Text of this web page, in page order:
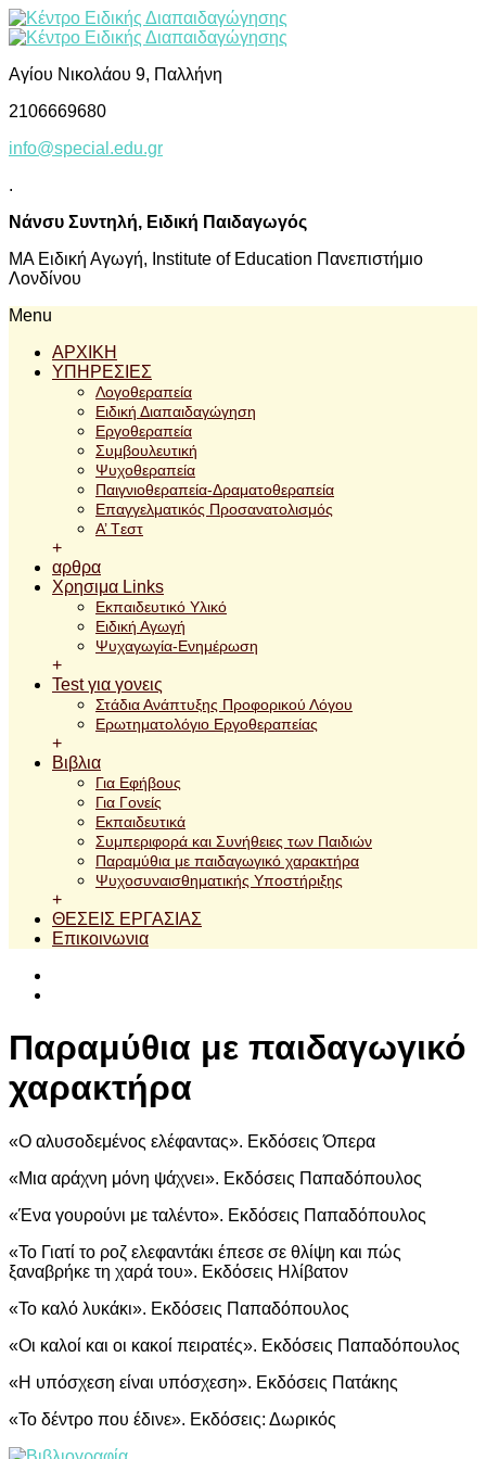
Αγίου Νικολάου 9, Παλλήνη
2106669680
info@special.edu.gr
.
Νάνσυ Συντηλή, Ειδική Παιδαγωγός
ΜΑ Ειδική Αγωγή, Institute of Education Πανεπιστήμιο
Λονδίνου
Menu
ΑΡΧΙΚΗ
ΥΠΗΡΕΣΙΕΣ
Λογοθεραπεία
Ειδική Διαπαιδαγώγηση
Εργοθεραπεία
Συμβουλευτική
Ψυχοθεραπεία
Παιγνιοθεραπεία-Δραματοθεραπεία
Επαγγελματικός Προσανατολισμός
A’ Tεστ
+
αρθρα
Χρησιμα Links
Εκπαιδευτικό Υλικό
Ειδική Αγωγή
Ψυχαγωγία-Ενημέρωση
+
Test για γονεις
Στάδια Ανάπτυξης Προφορικού Λόγου
Ερωτηματολόγιο Εργοθεραπείας
+
Βιβλια
Για Εφήβους
Για Γονείς
Εκπαιδευτικά
Συμπεριφορά και Συνήθειες των Παιδιών
Παραμύθια με παιδαγωγικό χαρακτήρα
Ψυχοσυναισθηματικής Υποστήριξης
+
ΘΕΣΕΙΣ ΕΡΓΑΣΙΑΣ
Επικοινωνια
Παραμύθια με παιδαγωγικό
χαρακτήρα
«Ο αλυσοδεμένος ελέφαντας». Εκδόσεις Όπερα
«Μια αράχνη μόνη ψάχνει». Εκδόσεις Παπαδόπουλος
«Ένα γουρούνι με ταλέντο». Εκδόσεις Παπαδόπουλος
«Το Γιατί το ροζ ελεφαντάκι έπεσε σε θλίψη και πώς
ξαναβρήκε τη χαρά του». Εκδόσεις Ηλίβατον
«Το καλό λυκάκι». Εκδόσεις Παπαδόπουλος
«Οι καλοί και οι κακοί πειρατές». Εκδόσεις Παπαδόπουλος
«Η υπόσχεση είναι υπόσχεση». Εκδόσεις Πατάκης
«Το δέντρο που έδινε». Εκδόσεις: Δωρικός